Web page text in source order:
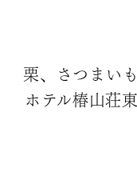
栗、さつまい
ホテル椿山荘